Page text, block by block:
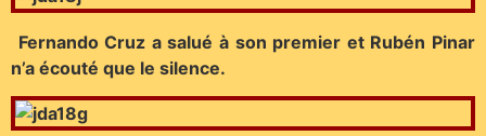
Fernando Cruz a salué à son premier et Rubén Pinar
n’a écouté que le silence.